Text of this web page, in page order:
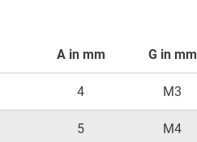
A in mm G in mm
4 M3
5 M4